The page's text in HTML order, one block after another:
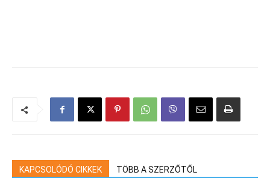
KAPCSOLÓDÓ CIKKEK TÖBB A SZERZŐTŐL